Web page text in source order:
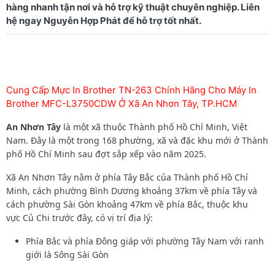
hàng nhanh tận nơi và hỗ trợ kỹ thuật chuyên nghiệp. Liên
Cung Cấp Mực In Brother TN-263 Chính Hãng Cho Máy In
Brother MFC-L3750CDW Ở Xã An Nhơn Tây, TP.HCM
An Nhơn Tây là một xã thuộc Thành phố Hồ Chí Minh, Việt
Nam. Đây là một trong 168 phường, xã và đặc khu mới ở Thành
phố Hồ Chí Minh sau đợt sắp xếp vào năm 2025.
Xã An Nhơn Tây nằm ở phía Tây Bắc của Thành phố Hồ Chí
Minh, cách phường Bình Dương khoảng 37km về phía Tây và
cách phường Sài Gòn khoảng 47km về phía Bắc, thuộc khu
vực Củ Chi trước đây, có vị trí địa lý:
Phía Bắc và phía Đông giáp với phường Tây Nam với ranh
giới là Sông Sài Gòn